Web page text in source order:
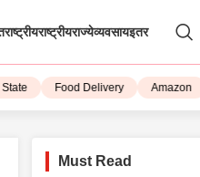
राष्ट्रीयराज्येव्यवसायइतर
Food Delivery Amazon
Must Read